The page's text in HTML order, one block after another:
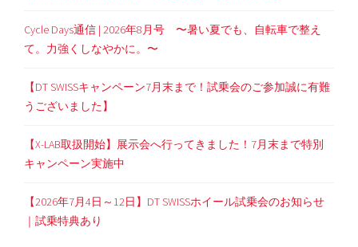
Cycle Days通信 | 2026年8月号 〜暑い夏でも、自転車で整え
て。力強くしなやかに。〜
【DT SWISSキャンペーン7月末まで！試乗会のご参加誠に有難
うございました】
【X-LAB取扱開始】展示会へ行ってきました！7月末まで特別
キャンペーン実施中
【2026年7月4日～12日】DT SWISSホイール試乗会のお知らせ
｜試乗特典あり